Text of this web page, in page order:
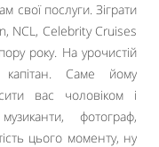
свої послуги. Зіграти
NCL, Celebrity Cruises
року. На урочистій
капітан. Саме йому
вас чоловіком і
фотограф,
цього моменту, ну